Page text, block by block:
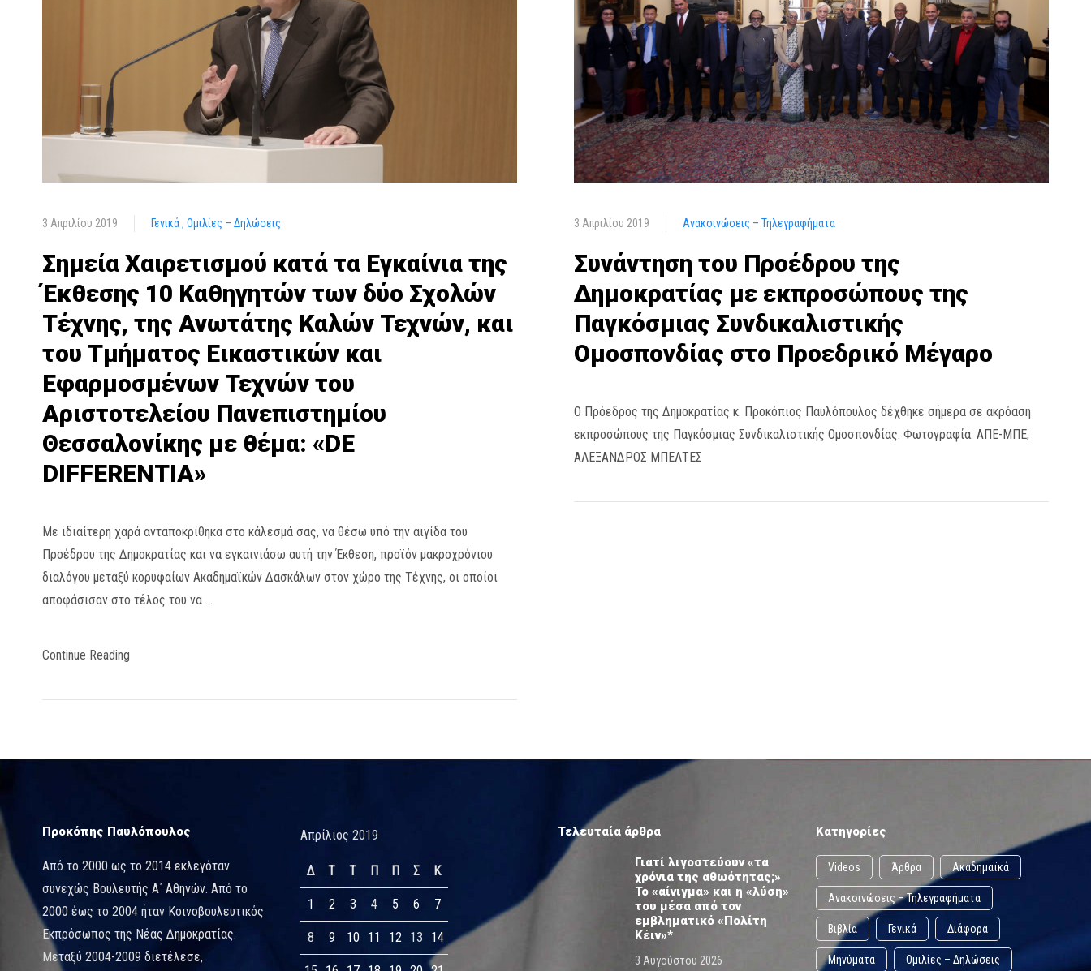
3 Απριλίου 2019 Γενικά Ομιλίες – Δηλώσεις
Σημεία Χαιρετισμού κατά τα Εγκαίνια της
Έκθεσης 10 Καθηγητών των δύο Σχολών
Τέχνης, της Ανωτάτης Καλών Τεχνών, και
του Τμήματος Εικαστικών και
Εφαρμοσμένων Τεχνών του
Αριστοτελείου Πανεπιστημίου
Θεσσαλονίκης με θέμα: «DE
DIFFERENTIA»
Με ιδιαίτερη χαρά ανταποκρίθηκα στο κάλεσμά σας, να θέσω υπό την αιγίδα του
Προέδρου της Δημοκρατίας και να εγκαινιάσω αυτή την Έκθεση, προϊόν μακροχρόνιου
διαλόγου μεταξύ κορυφαίων Ακαδημαϊκών Δασκάλων στον χώρο της Τέχνης, οι οποίοι
αποφάσισαν στο τέλος του να …
Continue Reading
3 Απριλίου 2019 Ανακοινώσεις – Τηλεγραφήματα
Συνάντηση του Προέδρου της
Δημοκρατίας με εκπροσώπους της
Παγκόσμιας Συνδικαλιστικής
Ομοσπονδίας στο Προεδρικό Μέγαρο
Ο Πρόεδρος της Δημοκρατίας κ. Προκόπιος Παυλόπουλος δέχθηκε σήμερα σε ακρόαση
εκπροσώπους της Παγκόσμιας Συνδικαλιστικής Oμοσπονδίας. Φωτογραφία: ΑΠΕ-ΜΠΕ,
ΑΛΕΞΑΝΔΡΟΣ ΜΠΕΛΤΕΣ
Προκόπης Παυλόπουλος
Από το 2000 ως το 2014 εκλεγόταν
συνεχώς Βουλευτής Α΄ Αθηνών. Από το
2000 έως το 2004 ήταν Κοινοβουλευτικός
Εκπρόσωπος της Νέας Δημοκρατίας.
Μεταξύ 2004-2009 διετέλεσε,
Απρίλιος 2019
Δ Τ Τ Π Π Σ Κ
1 2 3 4 5 6 7
8 9 10 11 12 13 14
Τελευταία άρθρα
Γιατί λιγοστεύουν «τα
χρόνια της αθωότητας;»
Το «αίνιγμα» και η «λύση»
του μέσα από τον
εμβληματικό «Πολίτη
Κέιν»*
3 Αυγούστου 2026
Κατηγορίες
Videos Άρθρα Ακαδημαϊκά
Ανακοινώσεις – Τηλεγραφήματα
Βιβλία Γενικά Διάφορα
Μηνύματα Ομιλίες – Δηλώσεις